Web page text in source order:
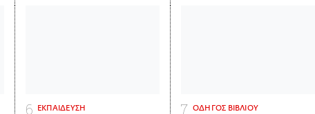
ΕΚΠΑΙΔΕΥΣΗ ΟΔΗΓΟΣ ΒΙΒΛΙΟΥ